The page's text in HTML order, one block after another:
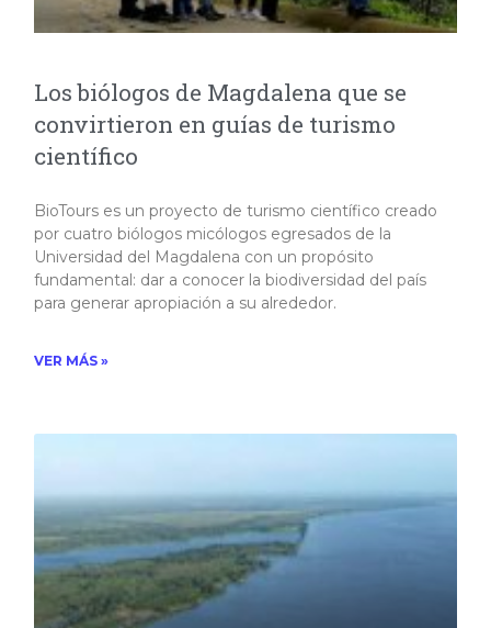
Los biólogos de Magdalena que se
convirtieron en guías de turismo
científico
BioTours es un proyecto de turismo científico creado
por cuatro biólogos micólogos egresados de la
Universidad del Magdalena con un propósito
fundamental: dar a conocer la biodiversidad del país
para generar apropiación a su alrededor. ​
VER MÁS »